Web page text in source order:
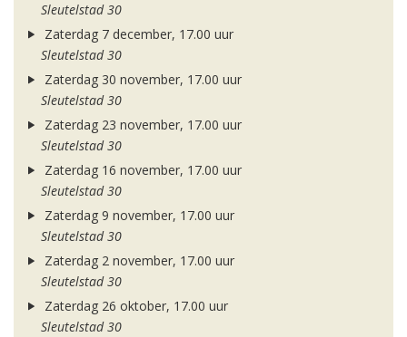
Sleutelstad 30
Zaterdag 7 december, 17.00 uur
Sleutelstad 30
Zaterdag 30 november, 17.00 uur
Sleutelstad 30
Zaterdag 23 november, 17.00 uur
Sleutelstad 30
Zaterdag 16 november, 17.00 uur
Sleutelstad 30
Zaterdag 9 november, 17.00 uur
Sleutelstad 30
Zaterdag 2 november, 17.00 uur
Sleutelstad 30
Zaterdag 26 oktober, 17.00 uur
Sleutelstad 30